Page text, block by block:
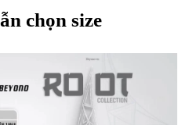
chọn size